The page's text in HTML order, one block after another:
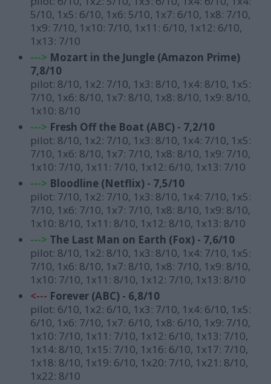
5/10, 1x5: 6/10, 1x6: 5/10, 1x7: 6/10, 1x8: 7/10,
1x9: 7/10, 1x10: 7/10, 1x11: 6/10, 1x12: 6/10,
1x13: 7/10
---> Mozart in the Jungle (Amazon Prime)
7,8/10
pilot: 8/10, 1x2: 7/10, 1x3: 8/10, 1x4: 8/10, 1x5:
7/10, 1x6: 8/10, 1x7: 8/10, 1x8: 8/10, 1x9: 8/10,
1x10: 8/10
---> Fresh Off the Boat (ABC) - 7,2/10
pilot: 8/10, 1x2: 7/10, 1x3: 8/10, 1x4: 7/10, 1x5:
7/10, 1x6: 8/10, 1x7: 7/10, 1x8: 8/10, 1x9: 7/10,
1x10: 7/10, 1x11: 7/10, 1x12: 6/10, 1x13: 7/10
---> Bloodline (Netflix) - 7,5/10
pilot: 7/10, 1x2: 7/10, 1x3: 8/10, 1x4: 7/10, 1x5:
7/10, 1x6: 7/10, 1x7: 7/10, 1x8: 8/10, 1x9: 8/10,
1x10: 8/10, 1x11: 8/10, 1x12: 8/10, 1x13: 8/10
---> The Last Man on Earth (Fox) - 7,6/10
pilot: 8/10, 1x2: 8/10, 1x3: 8/10, 1x4: 7/10, 1x5:
7/10, 1x6: 8/10, 1x7: 8/10, 1x8: 7/10, 1x9: 8/10,
1x10: 7/10, 1x11: 8/10, 1x12: 7/10, 1x13: 8/10
<--- Forever (ABC) - 6,8/10
pilot: 6/10, 1x2: 6/10, 1x3: 7/10, 1x4: 6/10, 1x5:
6/10, 1x6: 7/10, 1x7: 6/10, 1x8: 6/10, 1x9: 7/10,
1x10: 7/10, 1x11: 7/10, 1x12: 6/10, 1x13: 7/10,
1x14: 8/10, 1x15: 7/10, 1x16: 6/10, 1x17: 7/10,
1x18: 8/10, 1x19: 6/10, 1x20: 7/10, 1x21: 8/10,
1x22: 8/10